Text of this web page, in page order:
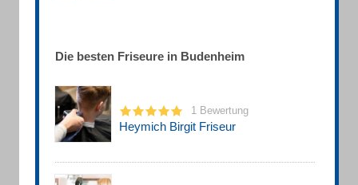
Die besten Friseure in Budenheim
1 Bewertung
Heymich Birgit Friseur